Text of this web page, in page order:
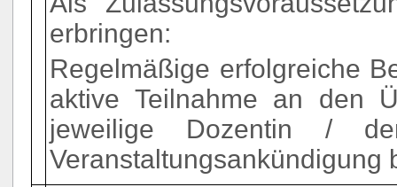
erbringen:
Regelmäßige erfolgreiche
aktive Teilnahme an den
jeweilige Dozentin /
Veranstaltungsankündigung